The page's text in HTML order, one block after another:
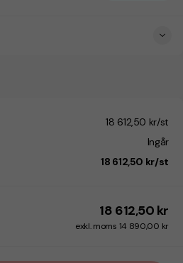
18 612,50 kr/st
Ingår
18 612,50 kr/st
18 612,50 kr
exkl. moms 14 890,00 kr